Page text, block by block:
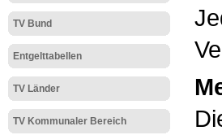
TV Bund
Entgelttabellen
TV Länder
TV Kommunaler Bereich